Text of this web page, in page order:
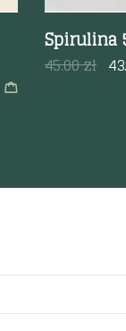
Spirulina
45.00zł